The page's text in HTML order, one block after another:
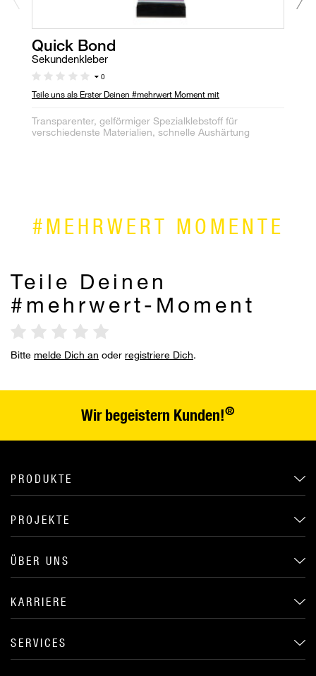
Quick Bond
Sekundenkleber
0
Teile uns als Erster Deinen #mehrwert Moment mit
Transparenter, gelförmiger Spezialklebstoff für
verschiedenste Materialien, schnelle Aushärtung
#MEHRWERT MOMENTE
Teile Deinen
#mehrwert-Moment
Bitte melde Dich an oder registriere Dich.
Wir begeistern Kunden!®
PRODUKTE
PROJEKTE
ÜBER UNS
KARRIERE
SERVICES